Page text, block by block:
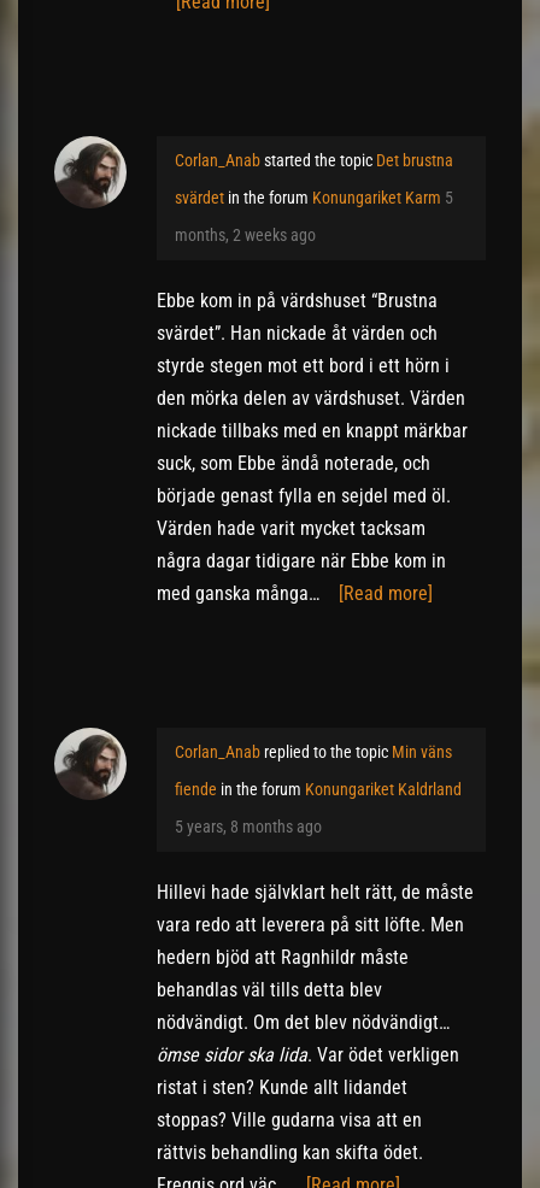
Corlan_Anabstarted the topic Det brustna
svärdet in the forum Konungariket Karm 5
months, 2 weeks ago
Ebbe kom in på värdshuset “Brustna
svärdet”. Han nickade åt värden och
styrde stegen mot ett bord i ett hörn i
den mörka delen av värdshuset. Värden
nickade tillbaks med en knappt märkbar
suck, som Ebbe ändå noterade, och
började genast fylla en sejdel med öl.
Värden hade varit mycket tacksam
några dagar tidigare när Ebbe kom in
med ganska många…
[Read more]
Corlan_Anab replied to the topic Min väns
fiende in the forum Konungariket Kaldrland
5 years, 8 months ago
Hillevi hade självklart helt rätt, de måste
vara redo att leverera på sitt löfte. Men
hedern bjöd att Ragnhildr måste
behandlas väl tills detta blev
nödvändigt. Om det blev nödvändigt…
ömse sidor ska lida. Var ödet verkligen
ristat i sten? Kunde allt lidandet
stoppas? Ville gudarna visa att en
rättvis behandling kan skifta ödet.